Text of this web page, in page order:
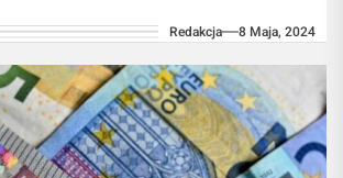
umieszczonych na
Redakcja 8 Maja, 2024